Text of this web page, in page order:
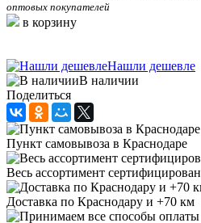
оптовых покупателей
в корзину
Нашли дешевле
В наличии
Поделиться
Пункт самовывоза в Краснодаре
Весь ассортимент сертифицирован
Доставка по Краснодару и +70 км